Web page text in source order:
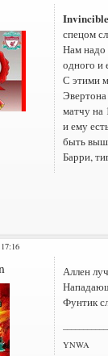
спецом
Нам надо
одного и
С этими
матчу на
и ему
быть
Барри,
Аллен
Фунтик
YNWA